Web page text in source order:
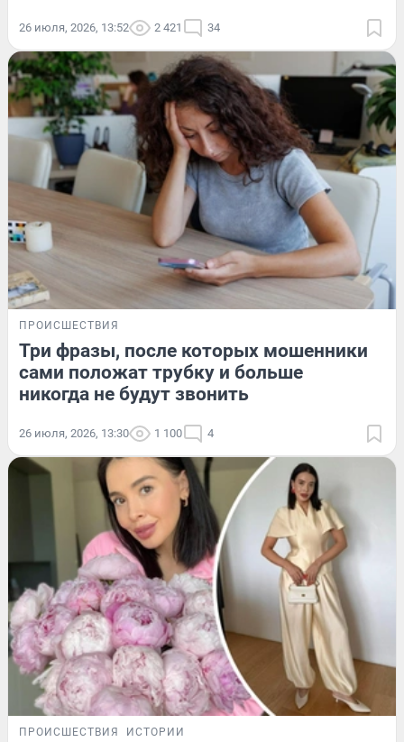
26 июля, 2026, 13:52 2 421 34
ПРОИСШЕСТВИЯ
Три фразы, после которых мошенники
сами положат трубку и больше
никогда не будут звонить
26 июля, 2026, 13:30 1 100 4
ПРОИСШЕСТВИЯ ИСТОРИИ